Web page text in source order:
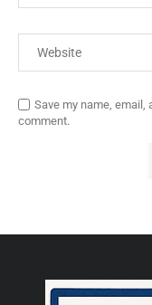
Save my name,
comment.